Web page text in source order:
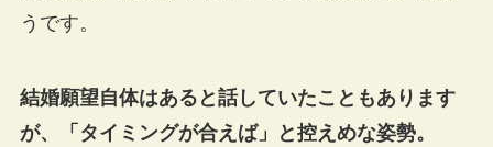
うです。
結婚願望自体はあると話していたこともあります
が、「タイミングが合えば」と控えめな姿勢。